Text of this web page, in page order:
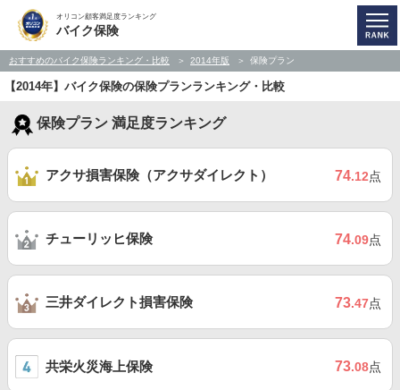
オリコン顧客満足度ランキング
バイク保険
おすすめのバイク保険ランキング・比較 2014年版 保険プラン
【2014年】バイク保険の保険プランランキング・比較
保険プラン 満足度ランキング
アクサ損害保険（アクサダイレクト） 74.12点
チューリッヒ保険 74.09点
三井ダイレクト損害保険 73.47点
共栄火災海上保険 73.08点